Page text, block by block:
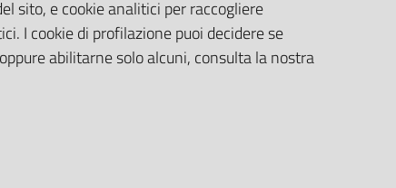
sito, e cookie analitici per raccogliere
I cookie di profilazione puoi decidere se
abilitarne solo alcuni, consulta la nostra